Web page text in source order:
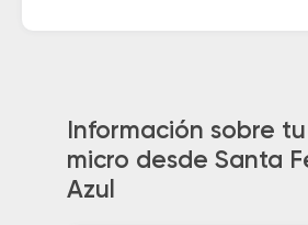
Información sobre
micro desde Santa
Azul